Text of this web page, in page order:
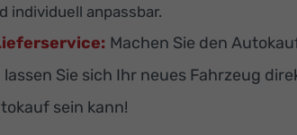
individuell anpassbar.
Machen Sie den
Sie sich Ihr neues Fahrzeug
sein kann!